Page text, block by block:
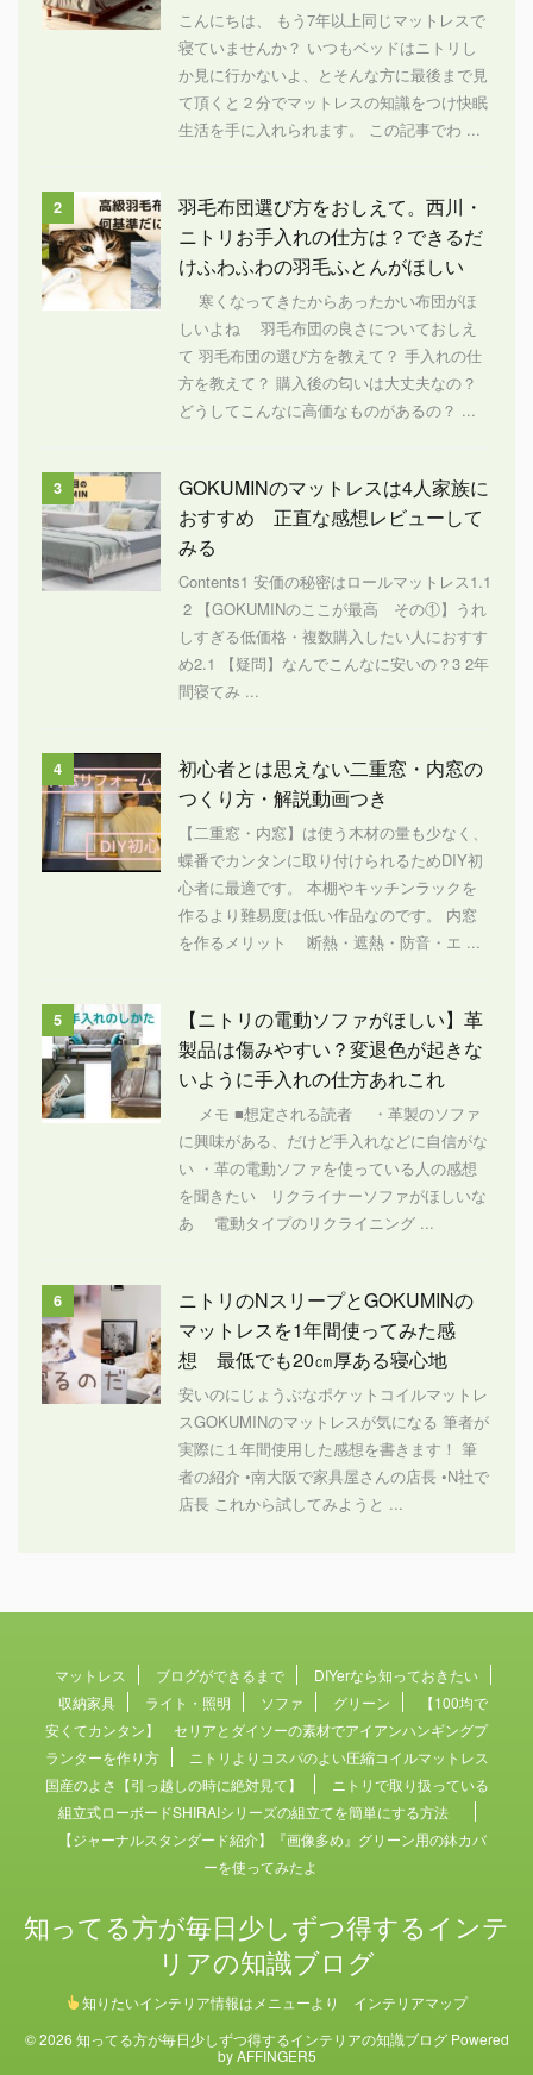
こんにちは、 もう7年以上同じマットレスで
寝ていませんか？ いつもベッドはニトリし
か見に行かないよ、とそんな方に最後まで見
て頂くと２分でマットレスの知識をつけ快眠
生活を手に入れられます。 この記事でわ ...
2
羽毛布団選び方をおしえて。西川・
ニトリお手入れの仕方は？できるだ
けふわふわの羽毛ふとんがほしい
寒くなってきたからあったかい布団がほ
しいよね 羽毛布団の良さについておしえ
て 羽毛布団の選び方を教えて？ 手入れの仕
方を教えて？ 購入後の匂いは大丈夫なの？
どうしてこんなに高価なものがあるの？ ...
3
GOKUMINのマットレスは4人家族に
おすすめ 正直な感想レビューして
みる
Contents1 安価の秘密はロールマットレス1.1
2 【GOKUMINのここが最高 その①】うれ
しすぎる低価格・複数購入したい人におすす
め2.1 【疑問】なんでこんなに安いの？3 2年
間寝てみ ...
4
初心者とは思えない二重窓・内窓の
つくり方・解説動画つき
【二重窓・内窓】は使う木材の量も少なく、
蝶番でカンタンに取り付けられるためDIY初
心者に最適です。 本棚やキッチンラックを
作るより難易度は低い作品なのです。 内窓
を作るメリット 断熱・遮熱・防音・エ ...
5
【ニトリの電動ソファがほしい】革
製品は傷みやすい？変退色が起きな
いように手入れの仕方あれこれ
メモ ■想定される読者 ・革製のソファ
に興味がある、だけど手入れなどに自信がな
い ・革の電動ソファを使っている人の感想
を聞きたい リクライナーソファがほしいな
あ 電動タイプのリクライニング ...
6
ニトリのNスリープとGOKUMINの
マットレスを1年間使ってみた感
想 最低でも20㎝厚ある寝心地
安いのにじょうぶなポケットコイルマットレ
スGOKUMINのマットレスが気になる 筆者が
実際に１年間使用した感想を書きます！ 筆
者の紹介 •南大阪で家具屋さんの店長 •N社で
店長 これから試してみようと ...
マットレス ブログができるまで
DIYerなら知っておきたい
収納家具
ライト・照明 ソファ グリーン
【100均で
安くてカンタン】 セリアとダイソーの素材でアイアンハンギングプ
ランターを作り方
ニトリよりコスパのよい圧縮コイルマットレス
国産のよさ【引っ越しの時に絶対見て】
ニトリで取り扱っている
組立式ローボードSHIRAIシリーズの組立てを簡単にする方法
【ジャーナルスタンダード紹介】『画像多め』グリーン用の鉢カバ
ーを使ってみたよ
知ってる方が毎日少しずつ得するインテ
リアの知識ブログ
知りたいインテリア情報はメニューより インテリアマップ
© 2026 知ってる方が毎日少しずつ得するインテリアの知識ブログ Powered
byAFFINGER5